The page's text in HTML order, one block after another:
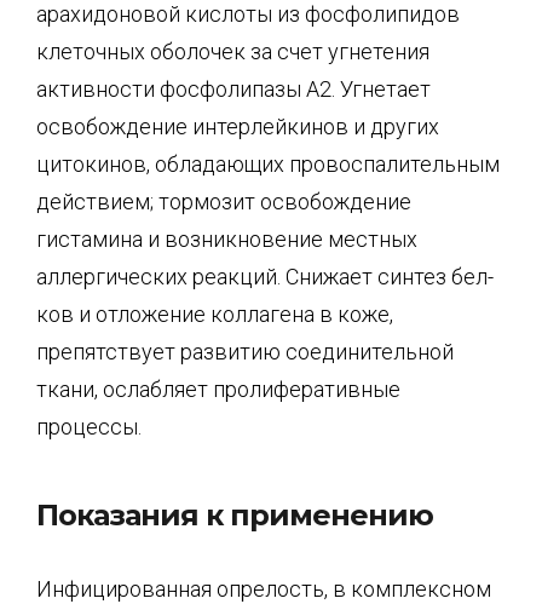
арахидоновой кислоты из фосфолипидов
клеточных оболочек за счет угнетения
активности фосфолипазы А2. Угнетает
освобождение интерлейкинов и других
цитокинов, обладающих провоспалительным
действием; тормозит освобожде­ние
гистамина и возникновение местных
аллергических реакций. Снижает синтез бел­
ков и отложение коллагена в коже,
препятствует развитию соединительной
ткани, ос­лабляет пролиферативные
процессы.
Показания к применению
Инфицированная опрелость, в комплексном